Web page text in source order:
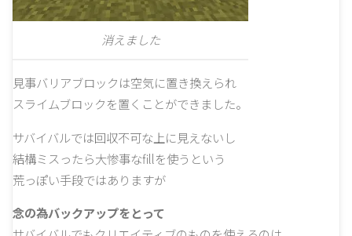
消えました
見事バリアブロックは空気に置き換えられ
スライムブロックを置くことができました。
サバイバルでは回収不可な上に見えないし
結構ミスったら大惨事なfillを使うという
荒っぽい手段ではありますが
念の為バックアップをとって